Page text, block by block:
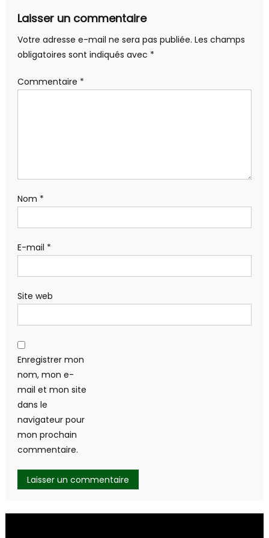
l’article
Laisser un commentaire
Votre adresse e-mail ne sera pas publiée. Les champs
obligatoires sont indiqués avec *
Commentaire *
Nom *
E-mail *
Site web
Enregistrer mon
nom, mon e-
mail et mon site
dans le
navigateur pour
mon prochain
commentaire.